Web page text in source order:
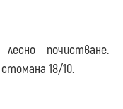
почистване.
18/10.